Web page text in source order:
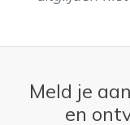
Meld je
en